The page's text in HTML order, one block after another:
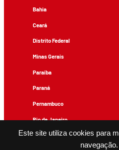
Este site utiliza cookies para
navegação.
Bahia
Ceará
Distrito Federal
Minas Gerais
Paraíba
Paraná
Pernambuco
Rio de Janeiro
Rio Grande do Sul